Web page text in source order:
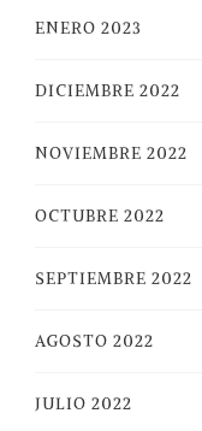
ENERO 2023
DICIEMBRE 2022
NOVIEMBRE 2022
OCTUBRE 2022
SEPTIEMBRE 2022
AGOSTO 2022
JULIO 2022